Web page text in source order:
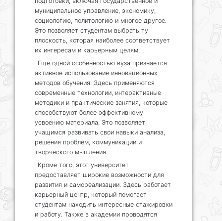
муниципальное управление, экономику,
социологию, политологию и многое другое.
Это позволяет студентам выбрать ту
плоскость, которая наиболее соответствует
их интересам и карьерным целям.
Еще одной особенностью вуза признается
активное использование инновационных
методов обучения. Здесь применяются
современные технологии, интерактивные
методики и практические занятия, которые
способствуют более эффективному
усвоению материала. Это позволяет
учащимся развивать свои навыки анализа,
решения проблем, коммуникации и
творческого мышления.
Кроме того, этот университет
предоставляет широкие возможности для
развития и самореализации. Здесь работает
карьерный центр, который помогает
студентам находить интересные стажировки
и работу. Также в академии проводятся